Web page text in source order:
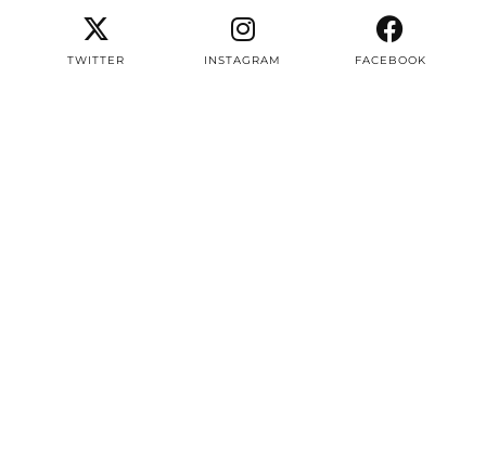
TWITTER INSTAGRAM FACEBOOK